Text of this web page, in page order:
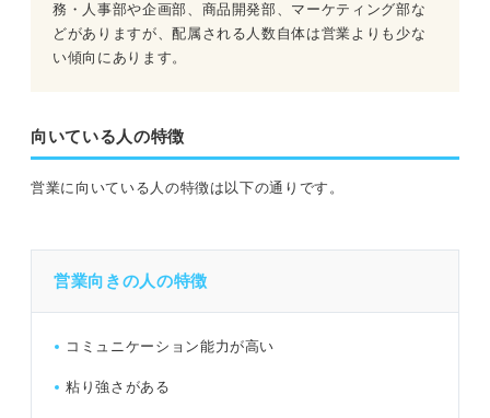
務・人事部や企画部、商品開発部、マーケティング部な
どがありますが、配属される人数自体は営業よりも少な
い傾向にあります。
向いている人の特徴
営業に向いている人の特徴は以下の通りです。
営業向きの人の特徴
コミュニケーション能力が高い
粘り強さがある